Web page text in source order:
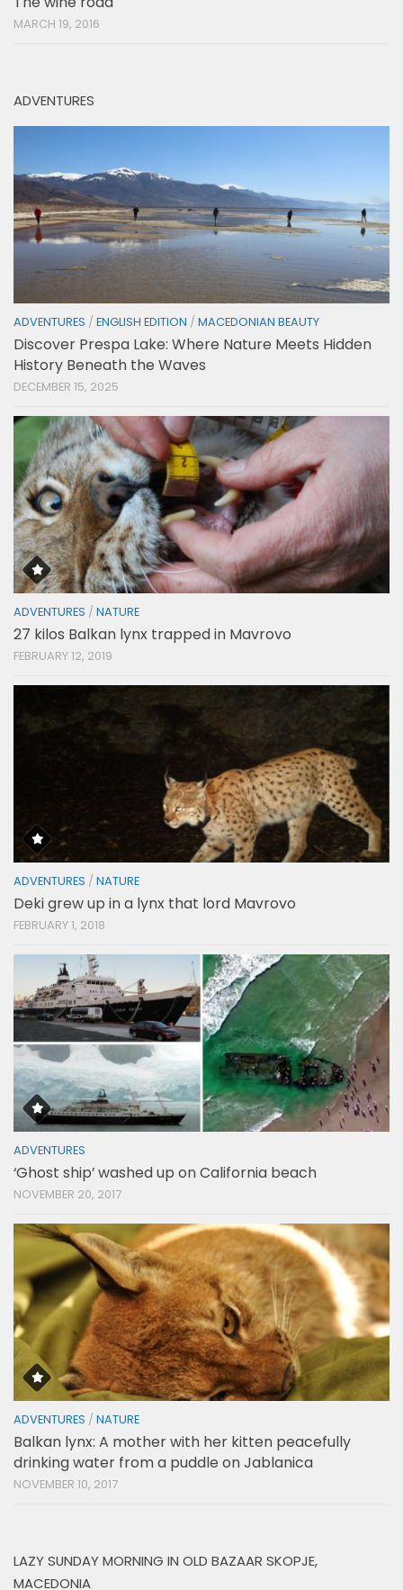
MARCH 19, 2016
ADVENTURES
ADVENTURES / ENGLISH EDITION / MACEDONIAN BEAUTY
Discover Prespa Lake: Where Nature Meets Hidden
History Beneath the Waves
DECEMBER 15, 2025
ADVENTURES / NATURE
27 kilos Balkan lynx trapped in Mavrovo
FEBRUARY 12, 2019
ADVENTURES / NATURE
Deki grew up in a lynx that lord Mavrovo
FEBRUARY 1, 2018
ADVENTURES
‘Ghost ship’ washed up on California beach
NOVEMBER 20, 2017
ADVENTURES / NATURE
Balkan lynx: A mother with her kitten peacefully
drinking water from a puddle on Jablanica
NOVEMBER 10, 2017
LAZY SUNDAY MORNING IN OLD BAZAAR SKOPJE,
MACEDONIA